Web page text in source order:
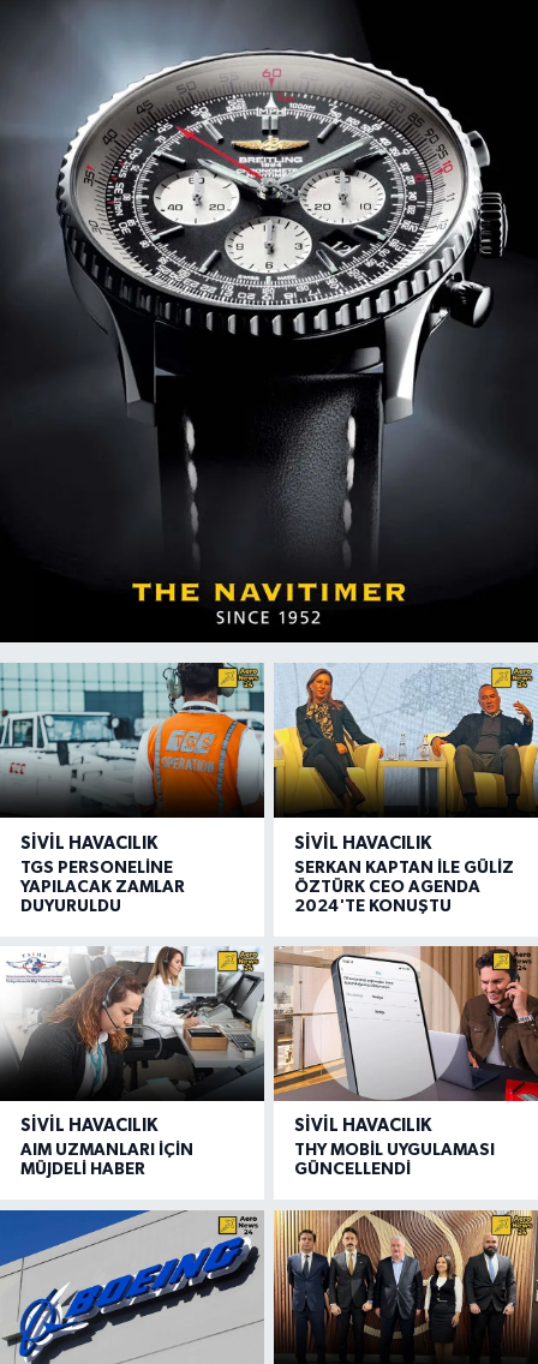
SIVIL HAVACILIK
TGS PERSONELİNE
YAPILACAK ZAMLAR
DUYURULDU
SIVIL HAVACILIK
SERKAN KAPTAN İLE GÜLİZ
ÖZTÜRK CEO AGENDA
2024'TE KONUŞTU
SIVIL HAVACILIK
AIM UZMANLARI İÇİN
MÜJDELİ HABER
SIVIL HAVACILIK
THY MOBİL UYGULAMASI
GÜNCELLENDİ